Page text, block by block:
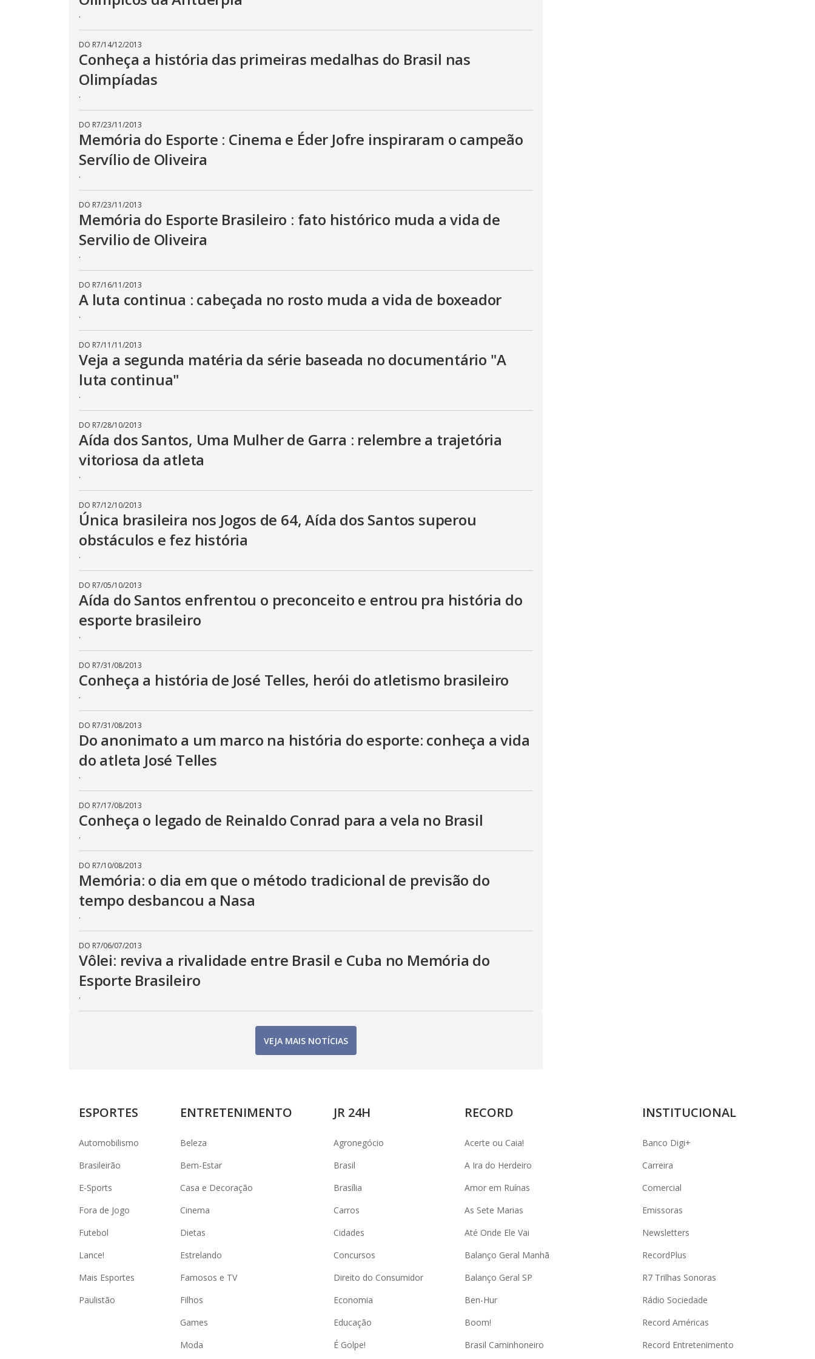
i
d
e
o
.
DO R7/14/12/2013
Conheça a história das primeiras medalhas do Brasil nas
Olimpíadas
.
DO R7/23/11/2013
Memória do Esporte : Cinema e Éder Jofre inspiraram o campeão
Servílio de Oliveira
.
DO R7/23/11/2013
Memória do Esporte Brasileiro : fato histórico muda a vida de
Servilio de Oliveira
.
DO R7/16/11/2013
A luta continua : cabeçada no rosto muda a vida de boxeador
.
DO R7/11/11/2013
Veja a segunda matéria da série baseada no documentário "A
luta continua"
.
DO R7/28/10/2013
Aída dos Santos, Uma Mulher de Garra : relembre a trajetória
vitoriosa da atleta
.
DO R7/12/10/2013
Única brasileira nos Jogos de 64, Aída dos Santos superou
obstáculos e fez história
.
DO R7/05/10/2013
Aída do Santos enfrentou o preconceito e entrou pra história do
esporte brasileiro
.
DO R7/31/08/2013
Conheça a história de José Telles, herói do atletismo brasileiro
.
DO R7/31/08/2013
Do anonimato a um marco na história do esporte: conheça a vida
do atleta José Telles
.
DO R7/17/08/2013
Conheça o legado de Reinaldo Conrad para a vela no Brasil
.
DO R7/10/08/2013
Memória: o dia em que o método tradicional de previsão do
tempo desbancou a Nasa
.
DO R7/06/07/2013
Vôlei: reviva a rivalidade entre Brasil e Cuba no Memória do
Esporte Brasileiro
.
VEJA MAIS NOTÍCIAS
ESPORTES
Automobilismo
Brasileirão
E-Sports
Fora de Jogo
Futebol
Lance!
Mais Esportes
Paulistão
ENTRETENIMENTO
Beleza
Bem-Estar
Casa e Decoração
Cinema
Dietas
Estrelando
Famosos e TV
Filhos
Games
Moda
JR 24H
Agronegócio
Brasil
Brasília
Carros
Cidades
Concursos
Direito do Consumidor
Economia
Educação
É Golpe!
RECORD
Acerte ou Caia!
A Ira do Herdeiro
Amor em Ruínas
As Sete Marias
Até Onde Ele Vai
Balanço Geral Manhã
Balanço Geral SP
Ben-Hur
Boom!
Brasil Caminhoneiro
INSTITUCIONAL
Banco Digi+
Carreira
Comercial
Emissoras
Newsletters
RecordPlus
R7 Trilhas Sonoras
Rádio Sociedade
Record Américas
Record Entretenimento